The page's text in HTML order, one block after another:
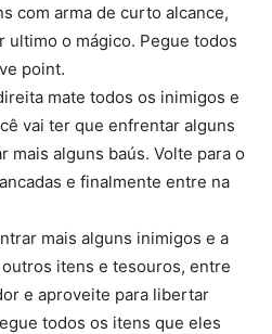
com arma de curto alcance,
ultimo o mágico. Pegue todos
point.
mate todos os inimigos e
vai ter que enfrentar alguns
mais alguns baús. Volte para o
e finalmente entre na
mais alguns inimigos e a
itens e tesouros, entre
e aproveite para libertar
todos os itens que eles